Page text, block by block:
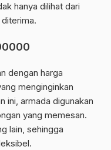
hanya dilihat dari
dengan harga
menginginkan
ini, armada digunakan
yang memesan.
lain, sehingga